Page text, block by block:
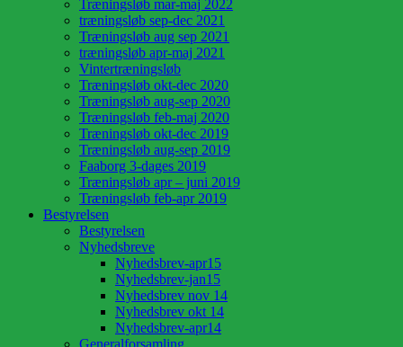
Træningsløb mar-maj 2022
træningsløb sep-dec 2021
Træningsløb aug sep 2021
træningsløb apr-maj 2021
Vintertræningsløb
Træningsløb okt-dec 2020
Træningsløb aug-sep 2020
Træningsløb feb-maj 2020
Træningsløb okt-dec 2019
Træningsløb aug-sep 2019
Faaborg 3-dages 2019
Træningsløb apr – juni 2019
Træningsløb feb-apr 2019
Bestyrelsen
Bestyrelsen
Nyhedsbreve
Nyhedsbrev-apr15
Nyhedsbrev-jan15
Nyhedsbrev nov 14
Nyhedsbrev okt 14
Nyhedsbrev-apr14
Generalforsamling